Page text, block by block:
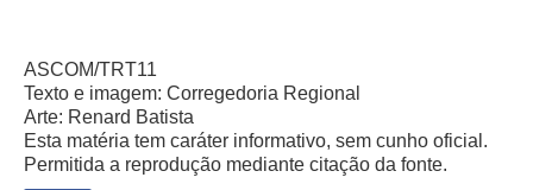
Governança de TI
Gestão Estratégica
Governança das Contratações Obras
ASCOM/TRT11
Texto e imagem: Corregedoria Regional
Arte: Renard Batista
Esta matéria tem caráter informativo, sem cunho oficial.
Permitida a reprodução mediante citação da fonte.